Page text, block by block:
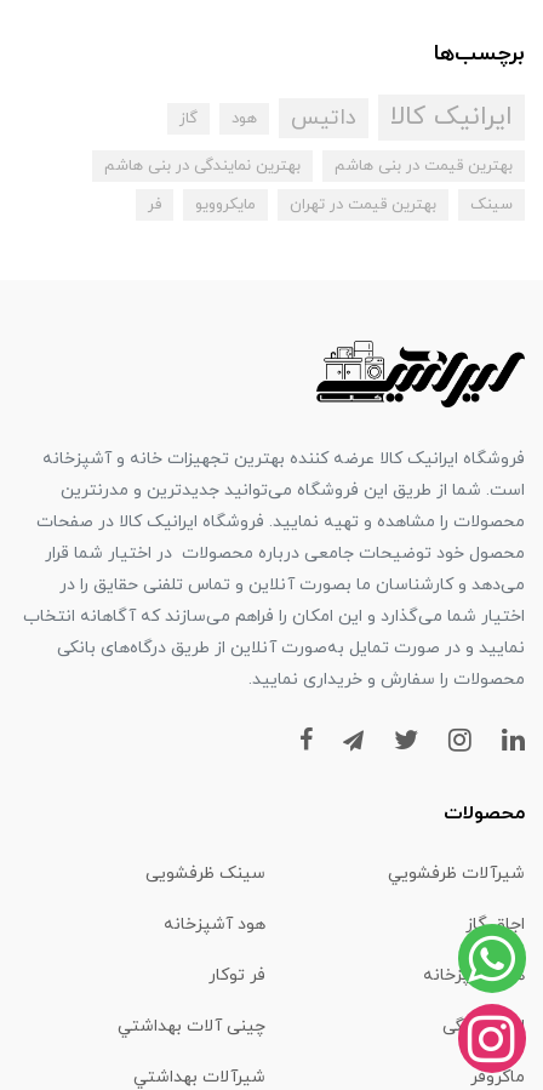
برچسب‌ها
ایرانیک کالا داتیس هود گاز
بهترین قیمت در بنی هاشم
بهترین نمایندگی در بنی هاشم
سینک
بهترین قیمت در تهران مایکروویو فر
فروشگاه ایرانیک کالا عرضه کننده بهترین تجهیزات خانه و آشپزخانه
است. شما از طریق این فروشگاه می‌توانید جدیدترین و مدرنترین
محصولات را مشاهده و تهیه نمایید. فروشگاه ایرانیک کالا در صفحات
محصول خود توضیحات جامعی درباره محصولات در اختیار شما قرار
می‌دهد و کارشناسان ما بصورت آنلاین و تماس تلفنی حقایق را در
اختیار شما می‌گذارد و این امکان را فراهم می‌سازند که آگاهانه انتخاب
نمایید و در صورت تمایل به‌صورت آنلاین از طریق درگاه‌های بانکی
محصولات را سفارش و خریداری نمایید.
محصولات
شیرآلات ظرفشويي سینک ظرفشویی
اجاق گاز هود آشپزخانه
هود آشپزخانه فر توکار
لوازم خانگی چینی آلات بهداشتي
ماكروفر شیرآلات بهداشتي